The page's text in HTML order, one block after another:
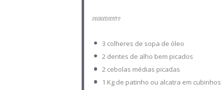
INGREDIENTS
3 colheres de sopa de óleo
2dentes de alho bem picados
2cebolas médias picadas
1 Kg de patinho ou alcatra em cubinhos